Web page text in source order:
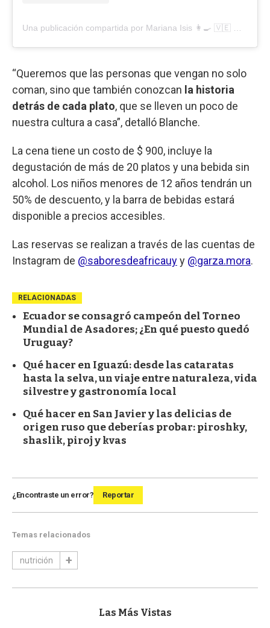
“Queremos que las personas que vengan no solo
coman, sino que también conozcan la historia
detrás de cada plato, que se lleven un poco de
nuestra cultura a casa”, detalló Blanche.
La cena tiene un costo de $ 900, incluye la
degustación de más de 20 platos y una bebida sin
alcohol. Los niños menores de 12 años tendrán un
50% de descuento, y la barra de bebidas estará
disponible a precios accesibles.
Las reservas se realizan a través de las cuentas de
Instagram de @saboresdeafricauyy @garza.mora.
RELACIONADAS
Ecuador se consagró campeón del Torneo
Mundial de Asadores; ¿En qué puesto quedó
Uruguay?
Qué hacer en Iguazú: desde las cataratas
hasta la selva, un viaje entre naturaleza, vida
silvestre y gastronomía local
Qué hacer en San Javier y las delicias de
origen ruso que deberías probar: piroshky,
shaslik, piroj y kvas
¿Encontraste un error? Reportar
Temas relacionados
nutrición
Las Más Vistas